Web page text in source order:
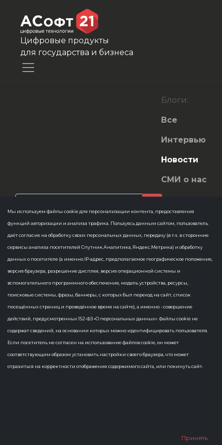
Цифровые продукты
для государства и бизнеса
Блоги:
Все
Интервью
Новости
СМИ о нас
1 Статья
нейросети ×
ИИ ускорит получение госуслуг в
обработка документов. Технологию внедрила команд...
Мы используем файлы cookie для персонализации контента, предоставления
функций авторизации и анализа трафика. Пользуясь данным сайтом, пользователь
даёт согласие на обработку своих персональных данных, передачу (в т.ч. в сторонние
сервисы анализа посетителей Спутник.Аналитика, Яндекс.Метрика) и обработку
данных о посетителе (а именно IP-адрес, предполагаемое географическое положение,
версия браузера, разрешение дисплея, версия операционной системы и
вспомогательного программного обеспечения, модель устройства, ресурсы,
поисковые системы, фразы, баннеры, с которых был переход на сайт, список
посещённых страниц и проведённое время на сайте), а именно - совершение
действий, предусмотренных 152-ФЗ «О персональных данных». Файлы cookie не
содержат сведений, на основании которых можно идентифицировать пользователя.
Если посетитель не согласен на использование файлов cookie, он может
соответствующим образом установить настройки своего браузера, что может
отразиться на корректности отображения содержимого сайта, или покинуть сайт.
Принять